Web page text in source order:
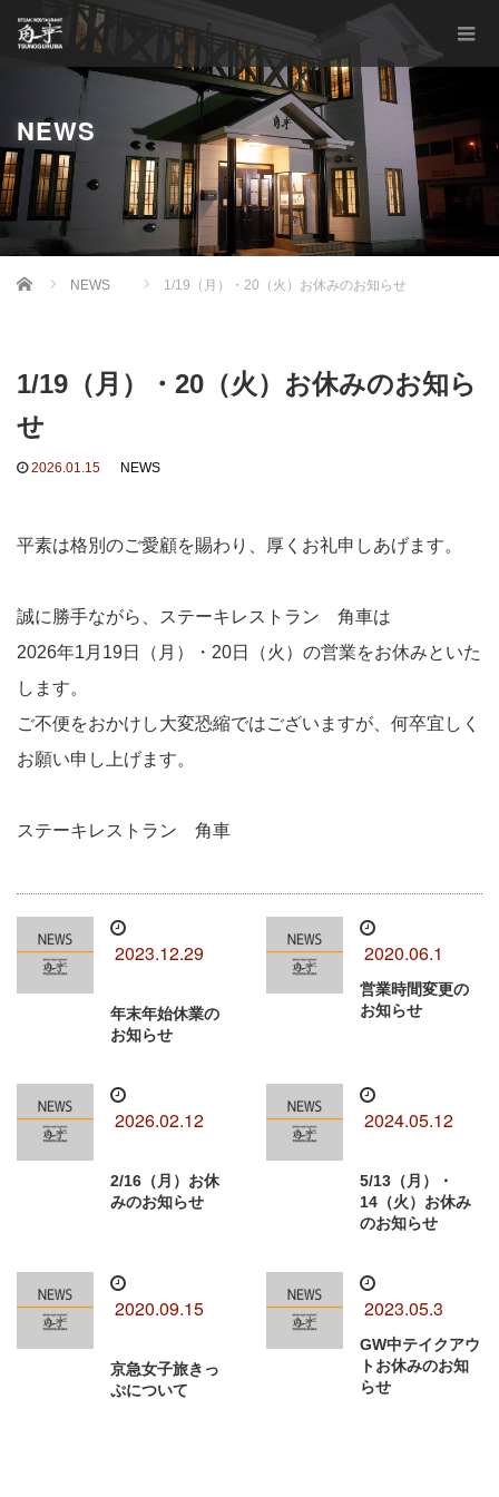
NEWS
Home NEWS 1/19（月）・20（火）お休みのお知らせ
1/19（月）・20（火）お休みのお知ら
せ
2026.01.15 NEWS
平素は格別のご愛顧を賜わり、厚くお礼申しあげます。
誠に勝手ながら、ステーキレストラン 角車は
2026年1月19日（月）
・20日（火）の営業をお休みといた
します。
ご不便をおかけし大変恐縮ではございますが、何卒宜しく
お願い申し上げます。
ステーキレストラン 角車
2023.12.29
年末年始休業の
お知らせ
2020.06.1
営業時間変更の
お知らせ
2026.02.12
2/16（月）お休
みのお知らせ
2024.05.12
5/13（月）・
14（火）お休み
のお知らせ
2020.09.15
京急女子旅きっ
ぷについて
2023.05.3
GW中テイクアウ
トお休みのお知
らせ